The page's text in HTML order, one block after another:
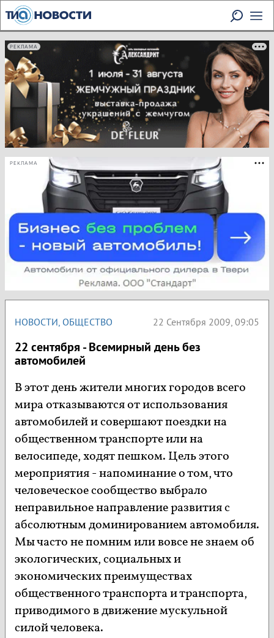
РЕКЛАМА
РЕКЛАМА
НОВОСТИ, ОБЩЕСТВО 22 Сентября 2009, 09:05
22 сентября - Всемирный день без
автомобилей
В этот день жители многих городов всего
мира отказываются от использования
автомобилей и совершают поездки на
общественном транспорте или на
велосипеде, ходят пешком. Цель этого
мероприятия - напоминание о том, что
человеческое сообщество выбрало
неправильное направление развития с
абсолютным доминированием автомобиля.
Мы часто не помним или вовсе не знаем об
экологических, социальных и
экономических преимуществах
общественного транспорта и транспорта,
приводимого в движение мускульной
силой человека.